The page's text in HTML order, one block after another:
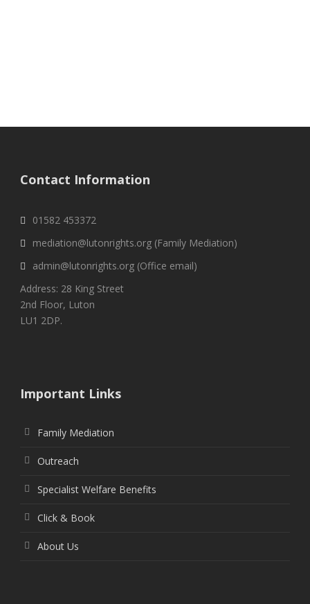
Contact Information
01582 453372
mediation@lutonrights.org (Family Mediation)
admin@lutonrights.org (Office email)
Address: 28 King Street
2nd Floor, Luton
LU1 2DP.
Important Links
Family Mediation
Outreach
Specialist Welfare Benefits
Click & Book
About Us